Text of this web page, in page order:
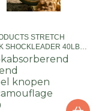
STRETCH
SHOCKLEADER 40LB
knopen